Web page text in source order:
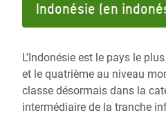
Indonésie (en
L’Indonésie est le pays le
et le quatrième au niveau
classe désormais dans la
intermédiaire de la tranche